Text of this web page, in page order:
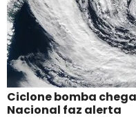
Ciclone bomba
Nacional faz alerta